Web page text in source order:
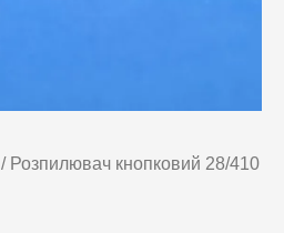
/ Розпилювач кнопковий 28/410